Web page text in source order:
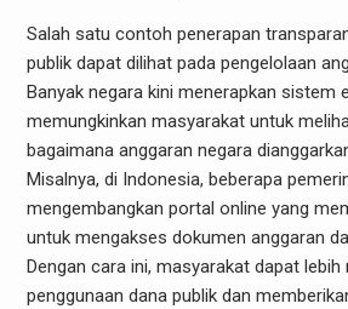
Salah satu contoh penerapan
publik dapat dilihat pada pengelolaan
Banyak negara kini menerapkan sistem
memungkinkan masyarakat untuk
bagaimana anggaran negara
Misalnya, di Indonesia, beberapa
mengembangkan portal online yang
untuk mengakses dokumen anggaran
Dengan cara ini, masyarakat dapat
penggunaan dana publik dan